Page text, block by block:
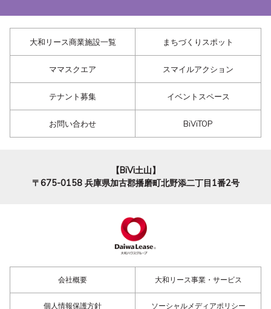
大和リース商業施設一覧 まちづくりスポット
ママスクエア スマイルアクション
テナント募集 イベントスペース
お問い合わせ BiViTOP
【BiVi土山】
〒675-0158 兵庫県加古郡播磨町北野添二丁目1番2号
会社概要 大和リース事業・サービス
個人情報保護方針 ソーシャルメディアポリシー